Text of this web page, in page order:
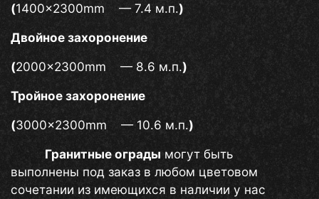
(1400×2300mm — 7.4 м.п.)
Двойное захоронение
(2000×2300mm — 8.6 м.п.)
Тройное захоронение
(3000×2300mm — 10.6 м.п.)
Гранитные ограды могут быть
выполнены под заказ в любом цветовом
сочетании из имеющихся в наличии у нас